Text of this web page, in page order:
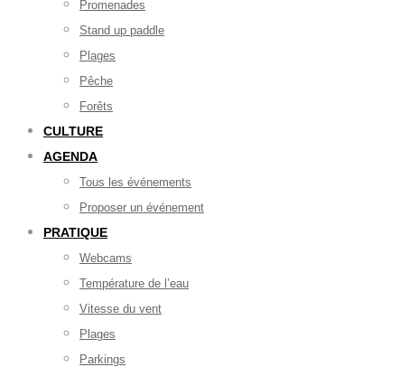
Promenades
Stand up paddle
Plages
Pêche
Forêts
CULTURE
AGENDA
Tous les événements
Proposer un événement
PRATIQUE
Webcams
Température de l’eau
Vitesse du vent
Plages
Parkings